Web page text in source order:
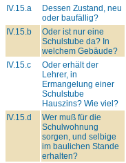
IV.15.a
Dessen Zustand, neu
oder baufällig?
IV.15.b
Oder ist nur eine
Schulstube da? In
welchem Gebäude?
IV.15.c
Oder erhält der
Lehrer, in
Ermangelung einer
Schulstube
Hauszins? Wie viel?
IV.15.d
Wer muß für die
Schulwohnung
sorgen, und selbige
im baulichen Stande
erhalten?